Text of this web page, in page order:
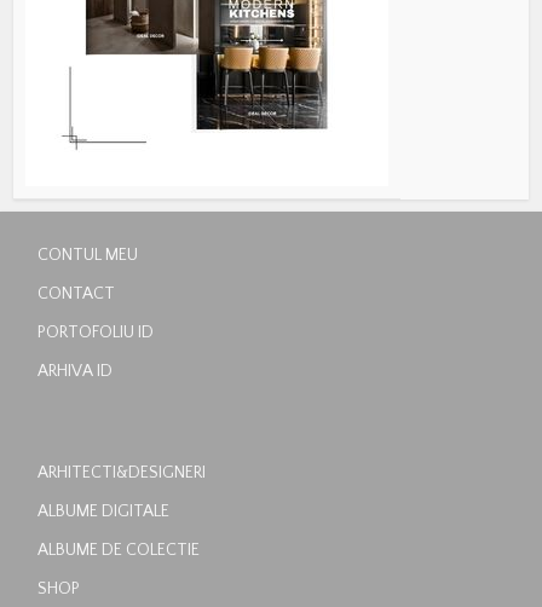
CONTUL MEU
CONTACT
PORTOFOLIU ID
ARHIVA ID
ARHITECTI&DESIGNERI
ALBUME DIGITALE
ALBUME DE COLECTIE
SHOP